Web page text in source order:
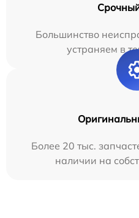
Большинство
устраняем в
Более 20 тыс.
наличии на